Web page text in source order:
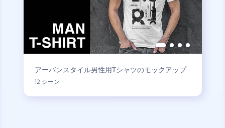
アーバンスタイル男性用Tシャツのモックアップ
12 シーン